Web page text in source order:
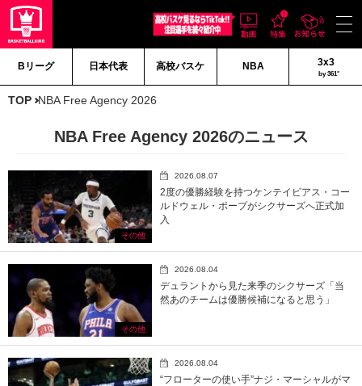
Bリーグ 日本代表 高校バスケ NBA 3x3
by 361°
TOP NBA Free Agency 2026
NBA Free Agency 2026のニュース
その他
2026.08.07
2度の優勝経験を持つケンテイビアス・コー
ルドウェル・ポープがシクサーズへ正式加
入
その他
2026.08.04
デュラントから見た来季のシクサーズ「当
然あのチームは優勝候補になると思う」
2026.08.04
“フローターの使い手”ナジ・マーシャルがマ